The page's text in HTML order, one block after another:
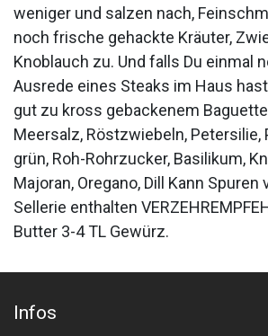
weniger und salzen nach,
noch frische gehackte Kräuter,
Knoblauch zu. Und falls Du einmal
Ausrede eines Steaks im Haus
gut zu kross gebackenem
Meersalz, Röstzwiebeln, Petersilie,
grün, Roh-Rohrzucker, Basilikum,
Majoran, Oregano, Dill Kann Spuren
Sellerie enthalten
Butter 3-4 TL Gewürz.
Infos